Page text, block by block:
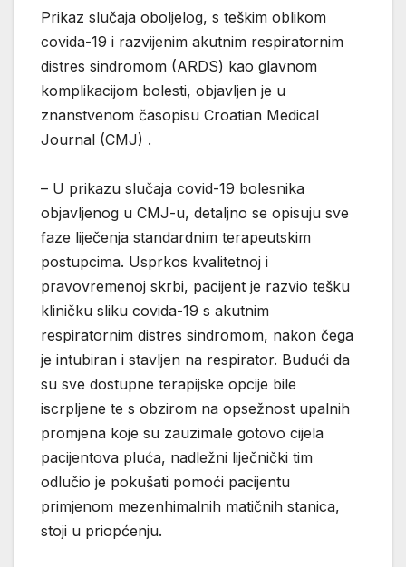
Prikaz slučaja oboljelog, s teškim oblikom
covida-19 i razvijenim akutnim respiratornim
distres sindromom (ARDS) kao glavnom
komplikacijom bolesti, objavljen je u
znanstvenom časopisu Croatian Medical
Journal (CMJ) .
– U prikazu slučaja covid-19 bolesnika
objavljenog u CMJ-u, detaljno se opisuju sve
faze liječenja standardnim terapeutskim
postupcima. Usprkos kvalitetnoj i
pravovremenoj skrbi, pacijent je razvio tešku
kliničku sliku covida-19 s akutnim
respiratornim distres sindromom, nakon čega
je intubiran i stavljen na respirator. Budući da
su sve dostupne terapijske opcije bile
iscrpljene te s obzirom na opsežnost upalnih
promjena koje su zauzimale gotovo cijela
pacijentova pluća, nadležni liječnički tim
odlučio je pokušati pomoći pacijentu
primjenom mezenhimalnih matičnih stanica,
stoji u priopćenju.